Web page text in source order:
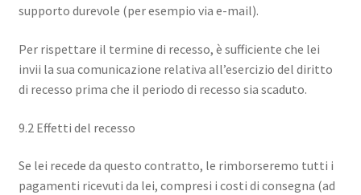
supporto durevole (per esempio via e-mail).
Per rispettare il termine di recesso, è sufficiente che lei
invii la sua comunicazione relativa all’esercizio del diritto
di recesso prima che il periodo di recesso sia scaduto.
9.2 Effetti del recesso
Se lei recede da questo contratto, le rimborseremo tutti i
pagamenti ricevuti da lei, compresi i costi di consegna (ad